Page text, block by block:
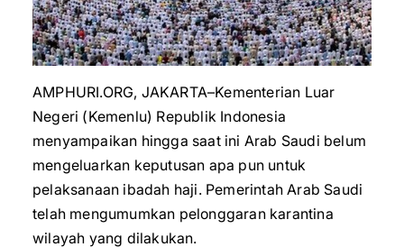
AMPHURI.ORG, JAKARTA–Kementerian Luar
Negeri (Kemenlu) Republik Indonesia
menyampaikan hingga saat ini Arab Saudi belum
mengeluarkan keputusan apa pun untuk
pelaksanaan ibadah haji. Pemerintah Arab Saudi
telah mengumumkan pelonggaran karantina
wilayah yang dilakukan.